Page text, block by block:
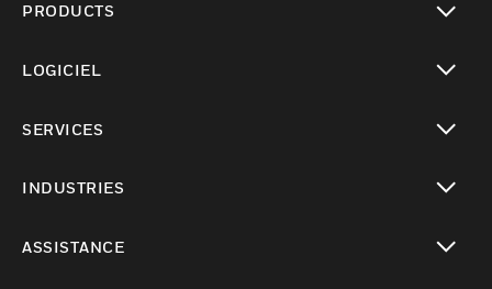
PRODUCTS
LOGICIEL
SERVICES
INDUSTRIES
ASSISTANCE